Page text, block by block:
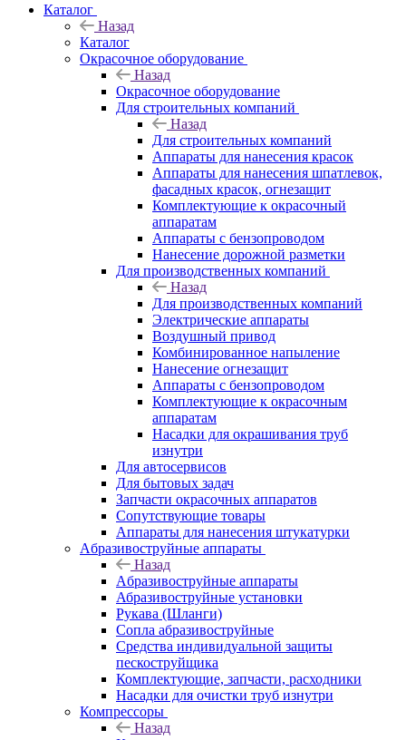
Каталог
Назад
Каталог
Окрасочное оборудование
Назад
Окрасочное оборудование
Для строительных компаний
Назад
Для строительных компаний
Аппараты для нанесения красок
Аппараты для нанесения шпатлевок,
фасадных красок, огнезащит
Комплектующие к окрасочный
аппаратам
Аппараты с бензопроводом
Нанесение дорожной разметки
Для производственных компаний
Назад
Для производственных компаний
Электрические аппараты
Воздушный привод
Комбинированное напыление
Нанесение огнезащит
Аппараты с бензопроводом
Комплектующие к окрасочным
аппаратам
Насадки для окрашивания труб
изнутри
Для автосервисов
Для бытовых задач
Запчасти окрасочных аппаратов
Сопутствующие товары
Аппараты для нанесения штукатурки
Aбразивоструйные аппараты
Назад
Aбразивоструйные аппараты
Абразивоструйные установки
Рукава (Шланги)
Сопла абразивоструйные
Средства индивидуальной защиты
пескоструйщика
Комплектующие, запчасти, расходники
Насадки для очистки труб изнутри
Компрессоры
Назад